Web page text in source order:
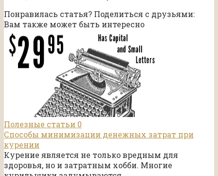
Понравилась статья? Поделиться с друзьями:
Вам также может быть интересно
Полезные статьи 0
Способы минимизации денежных затрат при
курении
Курение является не только вредным для
здоровья, но и затратным хобби. Многие